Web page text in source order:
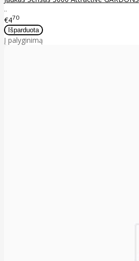
..
€470
Į palyginimą